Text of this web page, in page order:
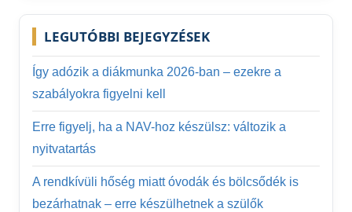
LEGUTÓBBI BEJEGYZÉSEK
Így adózik a diákmunka 2026-ban – ezekre a
szabályokra figyelni kell
Erre figyelj, ha a NAV-hoz készülsz: változik a
nyitvatartás
A rendkívüli hőség miatt óvodák és bölcsődék is
bezárhatnak – erre készülhetnek a szülők